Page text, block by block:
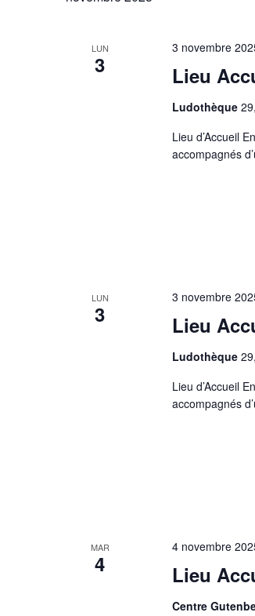
vues
Évènements
LUN
3 Lieu
3 novembre
Ludothèque
Lieu d’Accueil
accompagnés
LUN
3 Lieu
3 novembre
Ludothèque
Lieu d’Accueil
accompagnés
MAR
4 Lieu
4 novembre
Centre